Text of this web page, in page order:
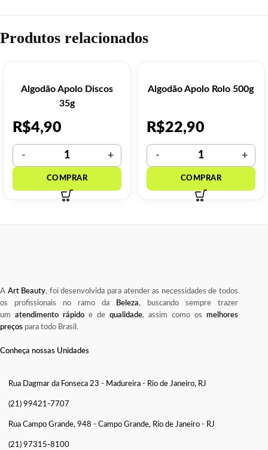
Produtos relacionados
Algodão Apolo Discos
35g
R$4,90
Algodão Apolo Rolo 500g
R$22,90
A Art Beauty, foi desenvolvida para atender as necessidades de todos
os profissionais no ramo da
Beleza, buscando sempre trazer
um atendimento rápido e de qualidade, assim como os melhores
preços para todo Brasil.
Conheça nossas Unidades
Rua Dagmar da Fonseca 23 - Madureira - Rio de Janeiro, RJ
(21) 99421-7707
Rua Campo Grande, 948 - Campo Grande, Rio de Janeiro - RJ
(21) 97315-8100